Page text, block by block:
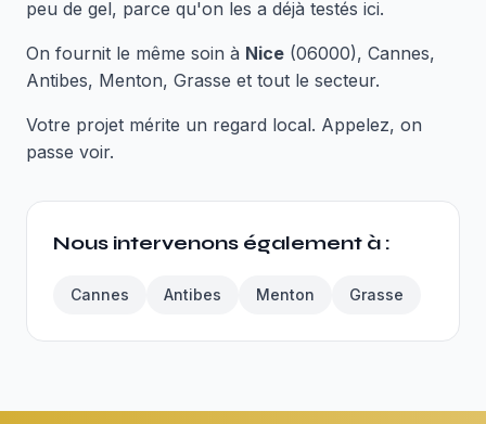
peu de gel, parce qu'on les a déjà testés ici.
On fournit le même soin à Nice (06000), Cannes,
Antibes, Menton, Grasse et tout le secteur.
Votre projet mérite un regard local. Appelez, on
passe voir.
Nous intervenons également à :
Cannes Antibes Menton Grasse